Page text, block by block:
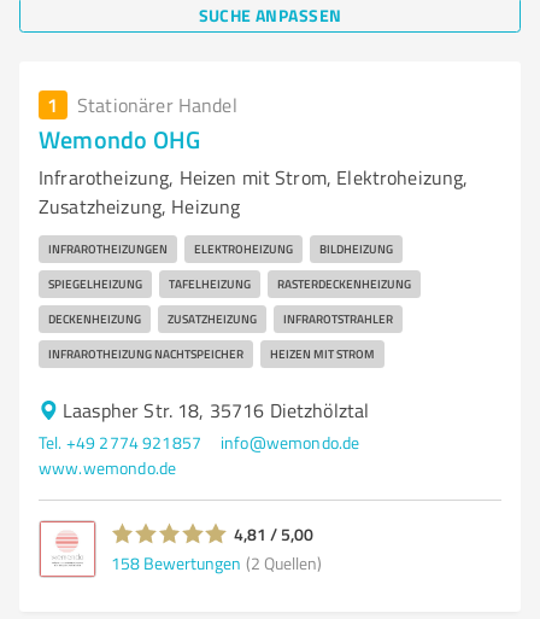
SUCHE ANPASSEN
1 Stationärer Handel
Wemondo OHG
Infrarotheizung, Heizen mit Strom, Elektroheizung,
Zusatzheizung, Heizung
INFRAROTHEIZUNGEN ELEKTROHEIZUNG BILDHEIZUNG
SPIEGELHEIZUNG TAFELHEIZUNG RASTERDECKENHEIZUNG
DECKENHEIZUNG ZUSATZHEIZUNG INFRAROTSTRAHLER
INFRAROTHEIZUNG NACHTSPEICHER HEIZEN MIT STROM
Laaspher Str. 18, 35716 Dietzhölztal
Tel. +49 2774 921857
info@wemondo.de
www.wemondo.de
4,81 / 5,00
158 Bewertungen (2 Quellen)